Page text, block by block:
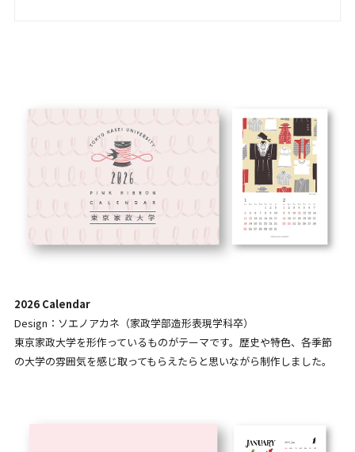
2026 Calendar
Design：ソエノアカネ（家政学部造形表現学科卒）
東京家政大学を形作っているものがテーマです。歴史や特色、各季節
の大学の雰囲気を感じ取ってもらえたらと思いながら制作しました。